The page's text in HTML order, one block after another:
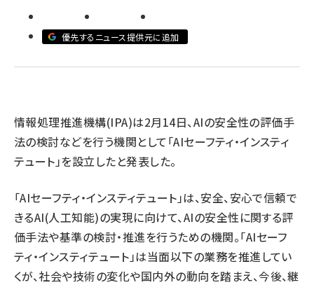
abc123 (1341)
優先するニュース提供元に追加
情報処理推進機構(IPA)は2月14日、AIの安全性の評価手
法の検討などを行う機関として「AIセーフティ・インスティ
テュート」を設立したと発表した。
「AIセーフティ・インスティテュート」は、安全、安心で信頼で
きるAI(人工知能)の実現に向けて、AIの安全性に関する評
価手法や基準の検討・推進を行うための機関。「AIセーフ
ティ・インスティテュート」は当面以下の業務を推進してい
くが、社会や技術の変化や国内外の動向を踏まえ、今後、継